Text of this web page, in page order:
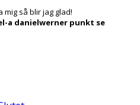
mig så blir jag glad!
a danielwerner punkt se